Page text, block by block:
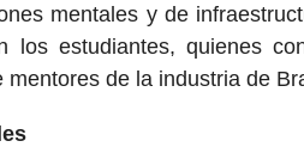
mentales y de
los estudiantes, quienes
mentores de la industria de